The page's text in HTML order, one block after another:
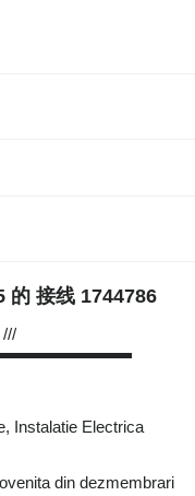
的 接线 1744786
///
Instalatie Electrica
din dezmembrari